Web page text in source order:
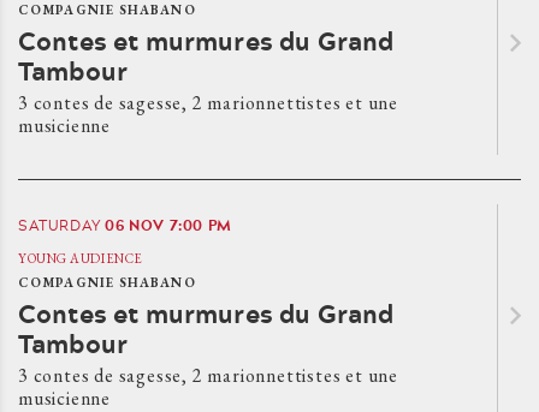
COMPAGNIE SHABANO
Contes et murmures du Grand
Tambour
3 contes de sagesse, 2 marionnettistes et une
musicienne
SATURDAY06 NOV 7:00 PM
YOUNG AUDIENCE
COMPAGNIE SHABANO
Contes et murmures du Grand
Tambour
3 contes de sagesse, 2 marionnettistes et une
musicienne